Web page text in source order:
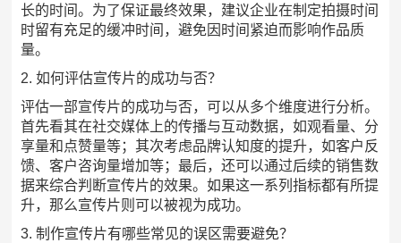
长的时间。为了保证最终效果，建议企业在制定拍摄时间
时留有充足的缓冲时间，避免因时间紧迫而影响作品质
量。
2. 如何评估宣传片的成功与否？
评估一部宣传片的成功与否，可以从多个维度进行分析。
首先看其在社交媒体上的传播与互动数据，如观看量、分
享量和点赞量等；其次考虑品牌认知度的提升，如客户反
馈、客户咨询量增加等；最后，还可以通过后续的销售数
据来综合判断宣传片的效果。如果这一系列指标都有所提
升，那么宣传片则可以被视为成功。
3. 制作宣传片有哪些常见的误区需要避免？